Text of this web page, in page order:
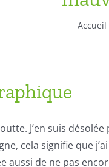
Accueil
J’en suis
cela signifie que
aussi de ne pas